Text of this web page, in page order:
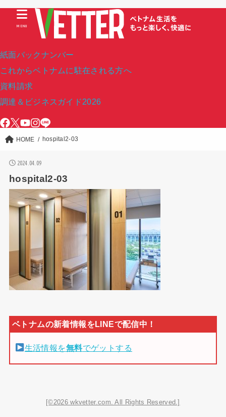
紙面バックナンバー
これからベトナムに駐在される方へ
資料請求
調達＆ビジネスガイド2026
MENU
HOME hospital2-03
2024.04.09
hospital2-03
生活情報を無料でゲットする
[©2026 wkvetter.com. All Rights Reserved.]